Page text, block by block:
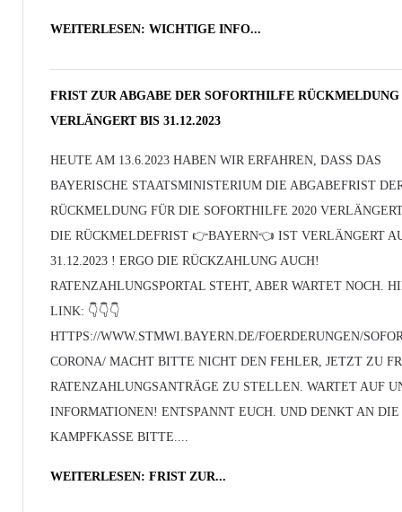
WEITERLESEN: WICHTIGE INFO...
FRIST ZUR ABGABE DER SOFORTHILFE RÜCKMELDUNG
VERLÄNGERT BIS 31.12.2023
HEUTE AM 13.6.2023 HABEN WIR ERFAHREN, DASS DAS
BAYERISCHE STAATSMINISTERIUM DIE ABGABEFRIST
RÜCKMELDUNG FÜR DIE SOFORTHILFE 2020
DIE RÜCKMELDEFRIST 👉BAYERN👈 IST VERLÄNGERT
31.12.2023 ! ERGO DIE RÜCKZAHLUNG AUCH!
RATENZAHLUNGSPORTAL STEHT, ABER WARTET NOCH.
LINK: 👇👇👇
HTTPS://WWW.STMWI.BAYERN.DE/FOERDERUNGEN/
CORONA/ MACHT BITTE NICHT DEN FEHLER, JETZT ZU
RATENZAHLUNGSANTRÄGE ZU STELLEN. WARTET AUF
INFORMATIONEN! ENTSPANNT EUCH. UND DENKT AN DIE
KAMPFKASSE BITTE....
WEITERLESEN: FRIST ZUR...